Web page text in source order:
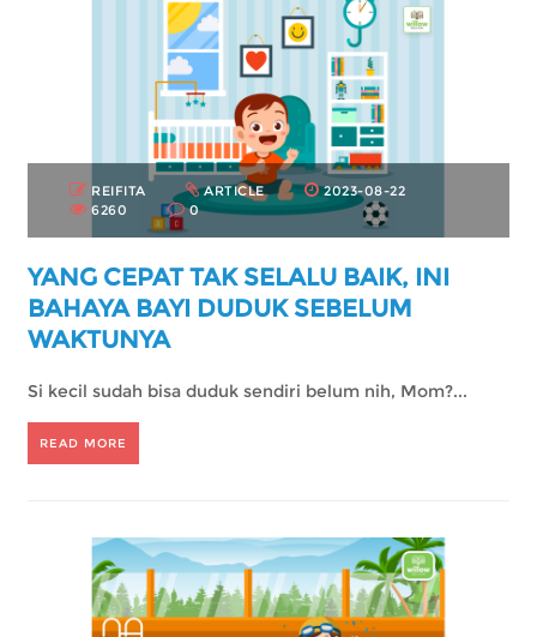
REIFITA ARTICLE
2023-08-22
6260
0
YANG CEPAT TAK SELALU BAIK, INI
BAHAYA BAYI DUDUK SEBELUM
WAKTUNYA
Si kecil sudah bisa duduk sendiri belum nih, Mom?...
READ MORE